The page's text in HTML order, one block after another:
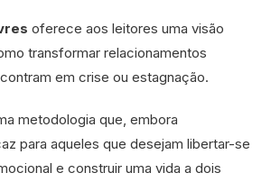
oferece aos leitores uma visão
transformar relacionamentos
em crise ou estagnação.
metodologia que, embora
para aqueles que desejam libertar-se
e construir uma vida a dois